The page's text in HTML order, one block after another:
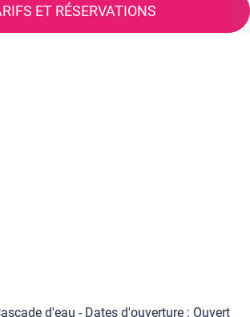
ET RÉSERVATIONS
d'eau - Dates d'ouverture : Ouvert